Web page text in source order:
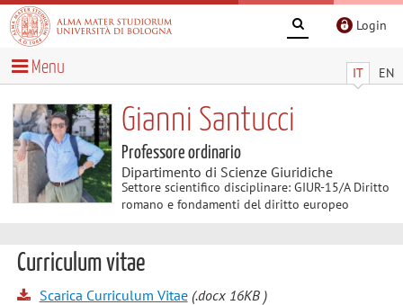
Login
IT EN
Menu
Gianni Santucci
Professore ordinario
Dipartimento di Scienze Giuridiche
Settore scientifico disciplinare: GIUR-15/A Diritto
romano e fondamenti del diritto europeo
Curriculum vitae
Scarica Curriculum Vitae(.docx 16KB )